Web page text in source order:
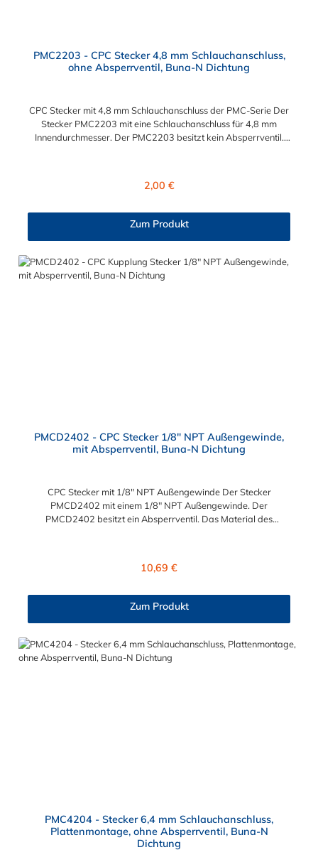
PMC2203 - CPC Stecker 4,8 mm Schlauchanschluss,
ohne Absperrventil, Buna-N Dichtung
CPC Stecker mit 4,8 mm Schlauchanschluss der PMC-Serie Der
Stecker PMC2203 mit eine Schlauchanschluss für 4,8 mm
Innendurchmesser. Der PMC2203 besitzt kein Absperrventil.
Kupplungen der PMC-, PMC12- und MC- Serie kombinieren.
Regulärer Preis:
2,00 €
Zum Produkt
PMCD2402 - CPC Stecker 1/8" NPT Außengewinde,
mit Absperrventil, Buna-N Dichtung
CPC Stecker mit 1/8" NPT Außengewinde Der Stecker
PMCD2402 mit einem 1/8" NPT Außengewinde. Der
PMCD2402 besitzt ein Absperrventil. Das Material des
der PMC-, PMC12- und MC- Serie kombinieren.
Regulärer Preis:
10,69 €
Zum Produkt
PMC4204 - Stecker 6,4 mm Schlauchanschluss,
Plattenmontage, ohne Absperrventil, Buna-N
Dichtung